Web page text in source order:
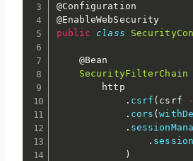
@Configuration
@EnableWebSecurity
public
class
@Bean
SecurityFilterChain
        http
. csrf ( csrf
. cors (
.
.
)